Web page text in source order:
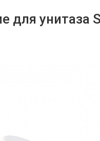
для унитаза